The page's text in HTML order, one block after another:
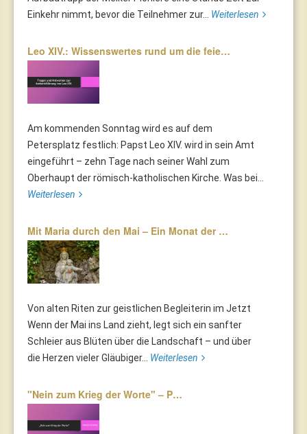
Einkehr nimmt, bevor die Teilnehmer zur... Weiterlesen
Leo XIV.: Wissenswertes rund um die feie…
Am kommenden Sonntag wird es auf dem
Petersplatz festlich: Papst Leo XIV. wird in sein Amt
eingeführt – zehn Tage nach seiner Wahl zum
Oberhaupt der römisch-katholischen Kirche. Was bei...
Weiterlesen
Mit Maria durch den Mai – Ein Monat der …
Von alten Riten zur geistlichen Begleiterin im Jetzt
Wenn der Mai ins Land zieht, legt sich ein sanfter
Schleier aus Blüten über die Landschaft – und über
die Herzen vieler Gläubiger... Weiterlesen
"Nein zum Krieg der Worte" – P…